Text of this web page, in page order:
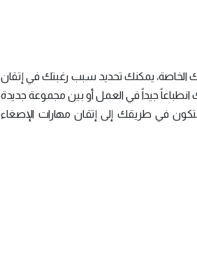
الخاصة، يمكنك تحديد سبب رغبتك في إتقان
جيداً في العمل أو بين مجموعة جديدة
في طريقك إلى إتقان مهارات الإصغاء